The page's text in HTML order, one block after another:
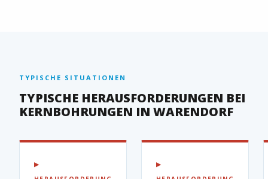
TYPISCHE SITUATIONEN
TYPISCHE HERAUSFORDERUNGEN BEI
KERNBOHRUNGEN IN WARENDORF
▶
▶